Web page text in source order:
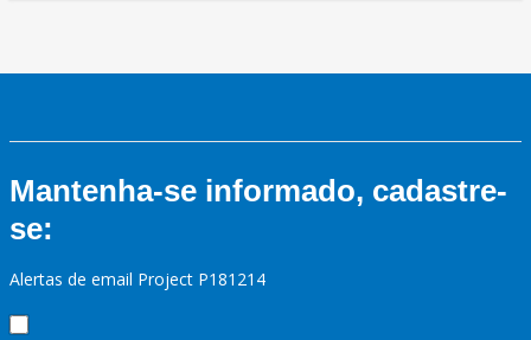
Mantenha-se informado, cadastre-
se:
Alertas de email Project P181214